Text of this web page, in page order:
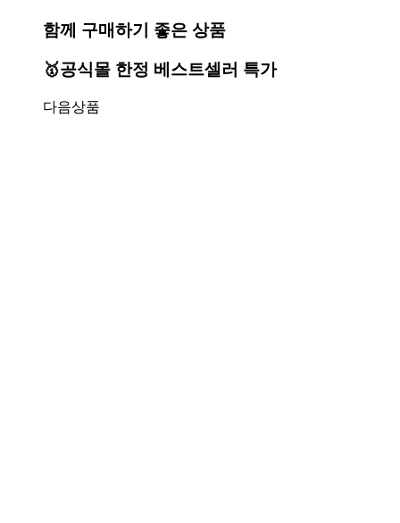
함께 구매하기 좋은 상품
🥇공식몰 한정 베스트셀러 특가
다음상품